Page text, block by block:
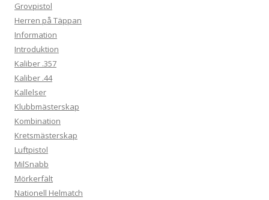
Grovpistol
Herren på Täppan
Information
Introduktion
Kaliber .357
Kaliber .44
Kallelser
Klubbmästerskap
Kombination
Kretsmästerskap
Luftpistol
MilSnabb
Mörkerfält
Nationell Helmatch